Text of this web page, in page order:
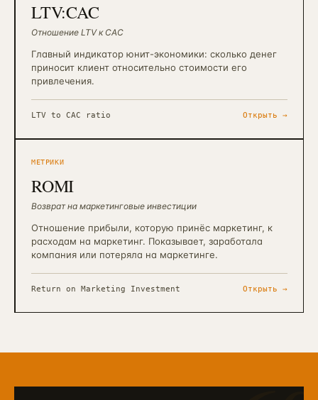
LTV:CAC
Отношение LTV к CAC
Главный индикатор юнит-экономики: сколько денег
приносит клиент относительно стоимости его
привлечения.
LTV to CAC ratio Открыть →
МЕТРИКИ
ROMI
Возврат на маркетинговые инвестиции
Отношение прибыли, которую принёс маркетинг, к
расходам на маркетинг. Показывает, заработала
компания или потеряла на маркетинге.
Return on Marketing Investment Открыть →